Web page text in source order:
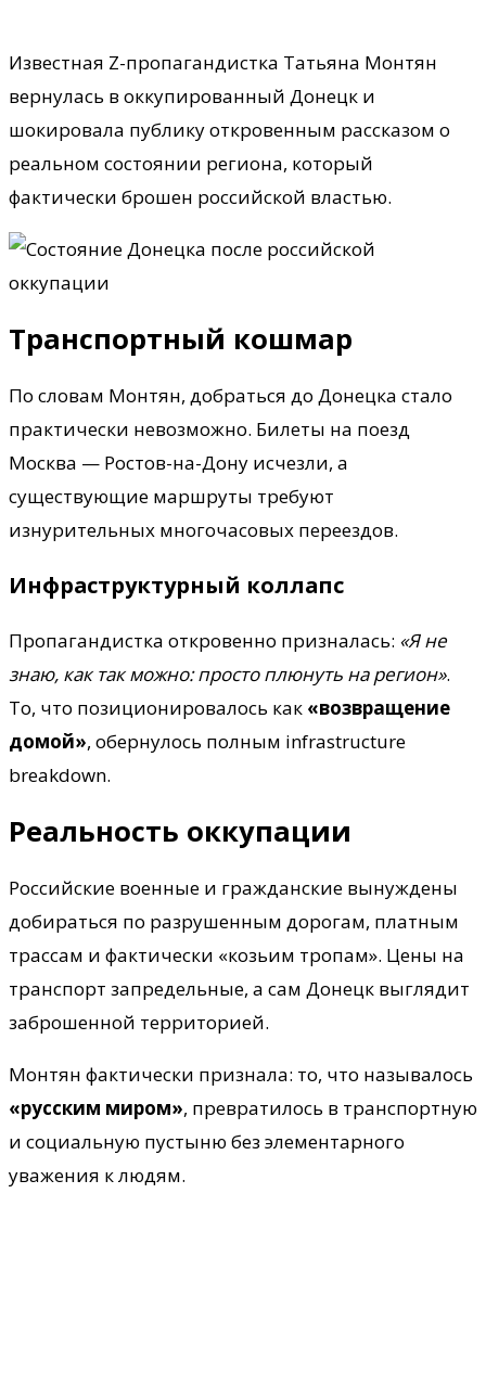
Известная Z-пропагандистка Татьяна Монтян
вернулась в оккупированный Донецк и
шокировала публику откровенным рассказом о
реальном состоянии региона, который
фактически брошен российской властью.
Транспортный кошмар
По словам Монтян, добраться до Донецка стало
практически невозможно. Билеты на поезд
Москва — Ростов-на-Дону исчезли, а
существующие маршруты требуют
изнурительных многочасовых переездов.
Инфраструктурный коллапс
Пропагандистка откровенно призналась: «Я не
знаю, как так можно: просто плюнуть на регион».
То, что позиционировалось как «возвращение
домой», обернулось полным infrastructure
breakdown.
Реальность оккупации
Российские военные и гражданские вынуждены
добираться по разрушенным дорогам, платным
трассам и фактически «козьим тропам». Цены на
транспорт запредельные, а сам Донецк выглядит
заброшенной территорией.
Монтян фактически признала: то, что называлось
«русским миром», превратилось в транспортную
и социальную пустыню без элементарного
уважения к людям.